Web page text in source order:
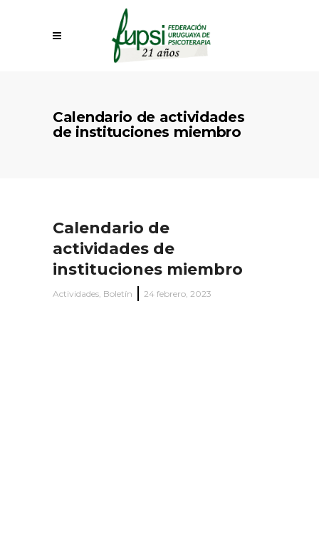
Calendario de actividades
de instituciones miembro
Calendario de
actividades de
instituciones miembro
Actividades, Boletín 24 febrero, 2023